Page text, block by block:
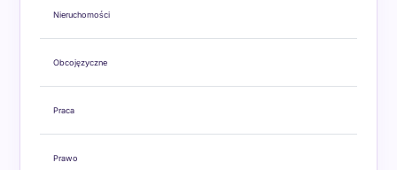
Nieruchomości
Obcojęzyczne
Praca
Prawo